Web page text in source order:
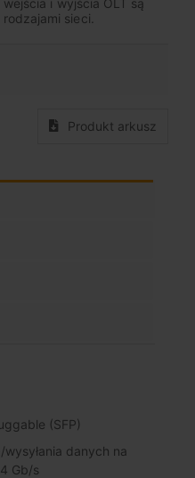
i wyjścia OLT są
sieci.
Produkt arkusz
(SFP)
danych na
Gb/s